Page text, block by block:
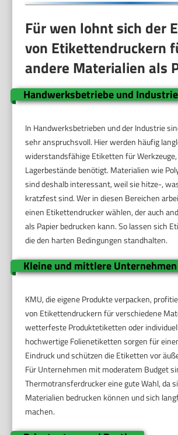
Für wen lohnt sich der
von Etikettendruckern
andere Materialien als
Handwerksbetriebe und Industrie
In Handwerksbetrieben und der Industrie
sehr anspruchsvoll. Hier werden häufig
widerstandsfähige Etiketten für
Lagerbestände benötigt. Materialien wie
sind deshalb interessant, weil sie hitze-,
kratzfest sind. Wer in diesen Bereichen
einen Etikettendrucker wählen, der auch
als Papier bedrucken kann. So lassen sich
die den harten Bedingungen standhalten.
Kleine und mittlere
KMU, die eigene Produkte verpacken,
von Etikettendruckern für verschiedene
wetterfeste Produktetiketten oder
hochwertige Folienetiketten sorgen für
Eindruck und schützen die Etiketten vor
Für Unternehmen mit moderatem Budget
Thermotransferdrucker eine gute Wahl, da
Materialien bedrucken können und sich
machen.